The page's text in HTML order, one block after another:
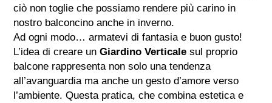
ciò non toglie che possiamo rendere più carino in
nostro balconcino anche in inverno.
Ad ogni modo… armatevi di fantasia e buon gusto!
L’idea di creare unGiardino Verticale sul proprio
balcone rappresenta non solo una tendenza
all’avanguardia ma anche un gesto d’amore verso
l’ambiente. Questa pratica, che combina estetica e